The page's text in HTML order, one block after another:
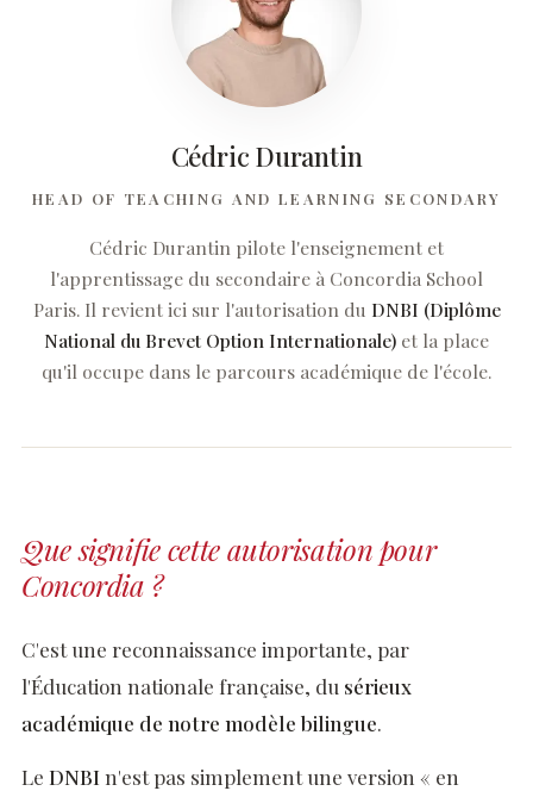
L'Expérience Concordia
Concordia Alumni Network
Processus D'Admission
info@concordiaschoolparis.com
+33 1 71 28 41 43info@concordiaschoolparis.com
7, rue Cimarosa · 75116 Paris
INSCRIPTION OPEN HOUSE
Cédric Durantin
HEAD OF TEACHING AND LEARNING SECONDARY
Cédric Durantin pilote l'enseignement et
l'apprentissage du secondaire à Concordia School
Paris. Il revient ici sur l'autorisation du DNBI (Diplôme
National du Brevet Option Internationale) et la place
qu'il occupe dans le parcours académique de l'école.
Que signifie cette autorisation pour
Concordia ?
C'est une reconnaissance importante, par
l'Éducation nationale française, du sérieux
académique de notre modèle bilingue.
Le DNBI n'est pas simplement une version « en